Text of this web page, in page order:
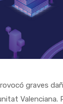
graves